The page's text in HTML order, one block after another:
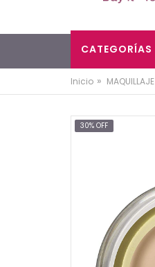
CATEGORÍAS
Inicio » MAQUILLAJE
30% OFF